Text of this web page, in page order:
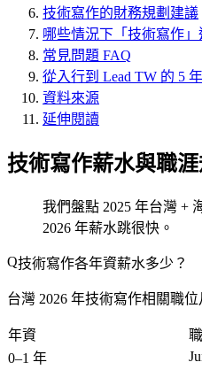
技術寫作的財務規劃建議
哪些情況下「技術寫作
常見問題 FAQ
從入行到 Lead TW 的 5
資料來源
延伸閱讀
技術寫作薪水與職
我們盤點 2025 年台灣 +
2026 年薪水跳很快。
技術寫作各年資薪水多少？
台灣 2026 年技術寫作相關職
年資
0–1 年